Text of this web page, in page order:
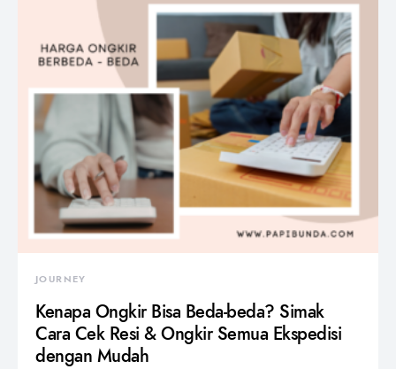
JOURNEY
Kenapa Ongkir Bisa Beda-beda? Simak
Cara Cek Resi & Ongkir Semua Ekspedisi
dengan Mudah